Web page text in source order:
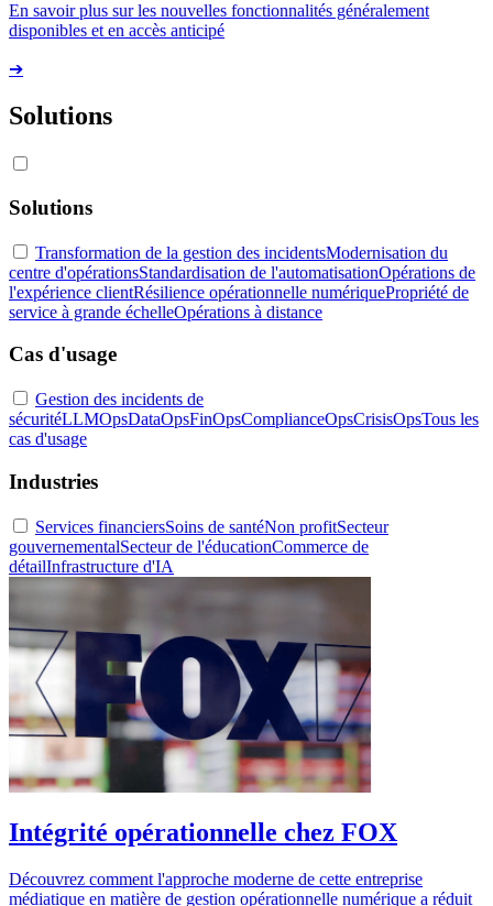
En savoir plus sur les nouvelles fonctionnalités généralement
disponibles et en accès anticipé
➔
Solutions
Solutions
Transformation de la gestion des incidentsModernisation du
centre d'opérationsStandardisation de l'automatisationOpérations de
l'expérience clientRésilience opérationnelle numériquePropriété de
service à grande échelleOpérations à distance
Cas d'usage
Gestion des incidents de
sécuritéLLMOpsDataOpsFinOpsComplianceOpsCrisisOpsTous les
cas d'usage
Industries
Services financiersSoins de santéNon profitSecteur
gouvernementalSecteur de l'éducationCommerce de
détailInfrastructure d'IA
Intégrité opérationnelle chez FOX
Découvrez comment l'approche moderne de cette entreprise
médiatique en matière de gestion opérationnelle numérique a réduit